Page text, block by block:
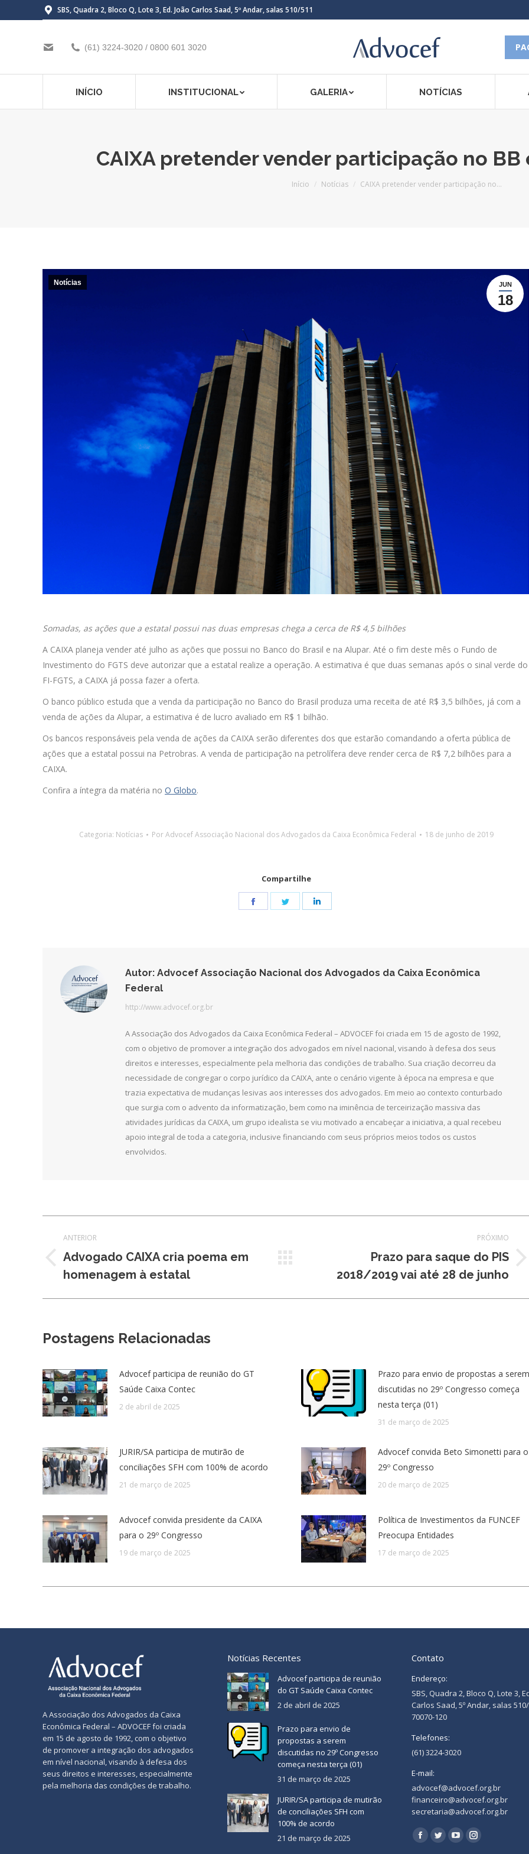
SBS, Quadra 2, Bloco Q, Lote 3, Ed. João Carlos Saad, 5º Andar, salas 510/511
(61) 3224-3020 / 0800 601 3020
INÍCIO INSTITUCIONAL GALERIA NOTÍCIAS
CAIXA pretender vender participação no
Você está aqui:
Início Notícias CAIXA pretender vender participação no…
JUN
18
Notícias
Somadas, as ações que a estatal possui nas duas empresas chega a cerca de R$ 4,5 bilhões
A CAIXA planeja vender até julho as ações que possui no Banco do Brasil e na Alupar. Até o fim deste mês o Fundo de
Investimento do FGTS deve autorizar que a estatal realize a operação. A estimativa é que duas semanas após o sinal verde do
FI-FGTS, a CAIXA já possa fazer a oferta.
O banco público estuda que a venda da participação no Banco do Brasil produza uma receita de até R$ 3,5 bilhões, já com a
venda de ações da Alupar, a estimativa é de lucro avaliado em R$ 1 bilhão.
Os bancos responsáveis pela venda de ações da CAIXA serão diferentes dos que estarão comandando a oferta pública de
ações que a estatal possui na Petrobras. A venda de participação na petrolífera deve render cerca de R$ 7,2 bilhões para a
CAIXA.
Confira a íntegra da matéria no O Globo.
Categoria: Notícias PorAdvocef Associação Nacional dos Advogados da Caixa Econômica Federal 18 de junho de 2019
Compartilhe
Share Share
Autor: Advocef Associação Nacional dos Advogados da Caixa Econômica
Federal
http://www.advocef.org.br
A Associação dos Advogados da Caixa Econômica Federal – ADVOCEF foi criada em 15 de agosto de 1992,
com o objetivo de promover a integração dos advogados em nível nacional, visando à defesa dos seus
direitos e interesses, especialmente pela melhoria das condições de trabalho. Sua criação decorreu da
necessidade de congregar o corpo jurídico da CAIXA, ante o cenário vigente à época na empresa e que
trazia expectativa de mudanças lesivas aos interesses dos advogados. Em meio ao contexto conturbado
que surgia com o advento da informatização, bem como na iminência de terceirização massiva das
atividades jurídicas da CAIXA, um grupo idealista se viu motivado a encabeçar a iniciativa, a qual recebeu
apoio integral de toda a categoria, inclusive financiando com seus próprios meios todos os custos
envolvidos.
de
post:
ANTERIOR
Post
anterior:
Advogado CAIXA cria poema em
homenagem à estatal
PRÓXIMO
Prazo para saque do PIS
2018/2019 vai até 28 de junho
Postagens Relacionadas
Advocef participa de reunião do GT
Saúde Caixa Contec
2 de abril de 2025
Prazo para envio de propostas a serem
discutidas no 29º Congresso começa
nesta terça (01)
31 de março de 2025
JURIR/SA participa de mutirão de
conciliações SFH com 100% de acordo
21 de março de 2025
Advocef convida Beto Simonetti para o
29º Congresso
20 de março de 2025
Advocef convida presidente da CAIXA
para o 29º Congresso
19 de março de 2025
Política de Investimentos da FUNCEF
Preocupa Entidades
17 de março de 2025
A Associação dos Advogados da Caixa
Econômica Federal – ADVOCEF foi criada
em 15 de agosto de 1992, com o objetivo
de promover a integração dos advogados
em nível nacional, visando à defesa dos
seus direitos e interesses, especialmente
pela melhoria das condições de trabalho.
Notícias Recentes
Advocef participa de reunião
do GT Saúde Caixa Contec
2 de abril de 2025
Prazo para envio de
propostas a serem
discutidas no 29º Congresso
começa nesta terça (01)
31 de março de 2025
JURIR/SA participa de mutirão
de conciliações SFH com
100% de acordo
21 de março de 2025
Contato
Endereço:
SBS, Quadra 2, Bloco Q, Lote 3,
Carlos Saad, 5º Andar, salas 510/
70070-120
Telefones:
(61) 3224-3020
E-mail:
advocef@advocef.org.br
financeiro@advocef.org.br
secretaria@advocef.org.br
Encontre-nos em:
Facebook
TwitterYouTubeInstagram